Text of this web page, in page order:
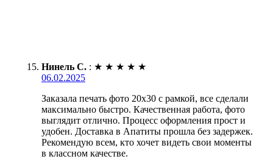
Нинель С. : ★ ★ ★ ★ ★
06.02.2025
Заказала печать фото 20х30 с рамкой, все сделали
максимально быстро. Качественная работа, фото
выглядит отлично. Процесс оформления прост и
удобен. Доставка в Апатиты прошла без задержек.
Рекомендую всем, кто хочет видеть свои моменты
в классном качестве.